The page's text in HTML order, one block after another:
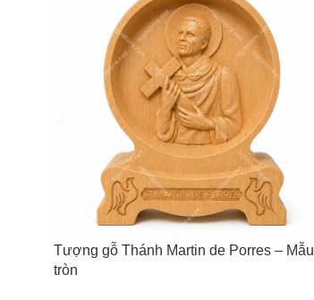
Tượng gỗ Thánh Martin de Porres – Mẫu
tròn